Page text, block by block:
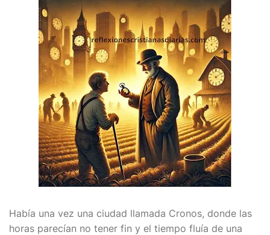
Había una vez una ciudad llamada Cronos, donde las
horas parecían no tener fin y el tiempo fluía de una